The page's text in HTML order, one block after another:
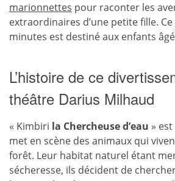
marionnettes pour raconter les
extraordinaires d’une petite fille. Ce
minutes est destiné aux enfants
L’histoire de ce
théâtre Darius Milhaud
« Kimbiri la Chercheuse d’eau »
met en scène des animaux qui
forêt. Leur habitat naturel étant
sécheresse, ils décident de